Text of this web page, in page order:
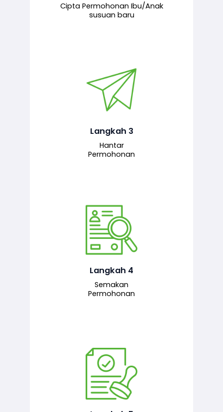
Cipta Permohonan Ibu/Anak
susuan baru
Langkah 3
Hantar
Permohonan
Permohonan yang lengkap dihantar
untuk proses semakan dan
bertanggungjawab.
Langkah 4
Semakan
Permohonan
Pegawai penyemak menyemak
maklumat yang dikemukakan. Jika
semua maklumat adalah lengkap dan
kepada pegawai pelulus untuk
tindakan seterusnya.
Pegawai pelulus menilai permohonan
dan memberi pengesahan serta
kelulusan akhir sekiranya semuanya
mematuhi syarat ditetapkan.